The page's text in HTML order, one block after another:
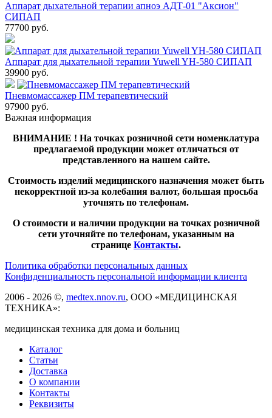
Аппарат дыхательной терапии апноэ АДТ-01 "Аксион"
СИПАП
77700 руб.
Аппарат для дыхательной терапии Yuwell YH-580 СИПАП
39900 руб.
Пневмомассажер ПМ терапевтический
97900 руб.
Важная информация
ВНИМАНИЕ ! На точках розничной сети номенклатура
предлагаемой продукции может отличаться от
представленного на нашем сайте.
Стоимость изделий медицинского назначения может быть
некорректной из-за колебания валют, большая просьба
уточнять по телефонам.
О стоимости и наличии продукции на точках розничной
сети уточняйте по телефонам, указанным на
странице Контакты.
Политика обработки персональных данных
Конфиденциальность персональной информации клиента
2006 - 2026 ©, medtex.nnov.ru, ООО «МЕДИЦИНСКАЯ
ТЕХНИКА»:
медицинская техника для дома и больниц
Каталог
Статьи
Доставка
О компании
Контакты
Реквизиты